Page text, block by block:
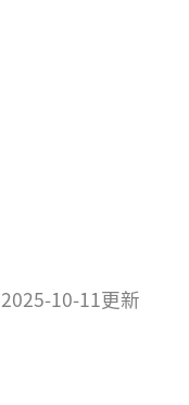
2025-10-11更新